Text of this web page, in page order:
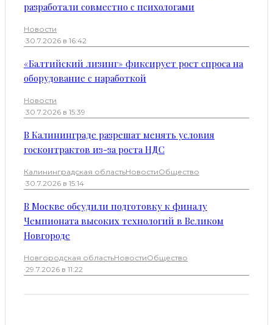
разработали совместно с психологами
Новости
·30.7.2026 в 16:42
«Балтийский лизинг» фиксирует рост спроса на
оборудование с наработкой
Новости
·30.7.2026 в 15:39
В Калининграде разрешат менять условия
госконтрактов из-за роста НДС
Калининградская областьНовостиОбщество
·30.7.2026 в 15:14
В Москве обсудили подготовку к финалу
Чемпионата высоких технологий в Великом
Новгороде
Новгородская областьНовостиОбщество
·29.7.2026 в 11:22